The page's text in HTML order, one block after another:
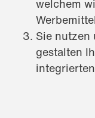
welchem
Sie nutzen
gestalten